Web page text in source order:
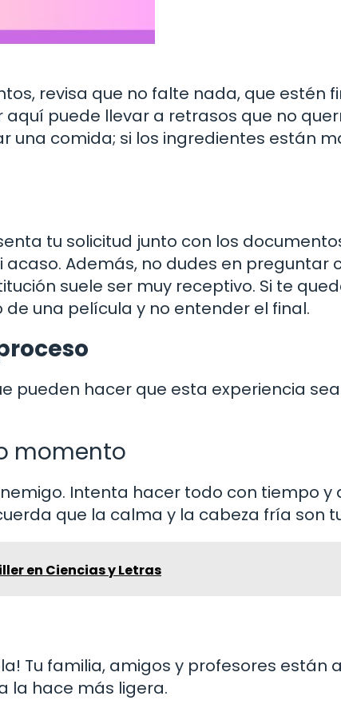
revisa que no falte nada, que estén
puede llevar a retrasos que no
comida; si los ingredientes están
tu solicitud junto con los
Además, no dudes en preguntar
suele ser muy receptivo. Si te
una película y no entender el final.
pueden hacer que esta experiencia
momento
Intenta hacer todo con tiempo y
que la calma y la cabeza fría son
en Ciencias y Letras
Tu familia, amigos y profesores están
la hace más ligera.